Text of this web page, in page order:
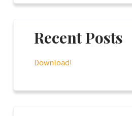
Recent Posts
Download!